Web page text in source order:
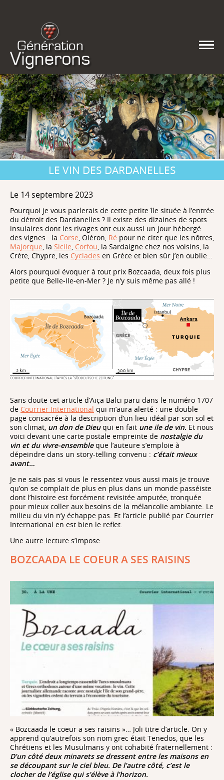
LE VIN DES DARDANELLES
Le 14 septembre 2023
Pourquoi je vous parlerais de cette petite île située à l’entrée
du détroit des Dardanelles ? Il existe des dizaines de spots
insulaires dont les rivages ont eux aussi un jour hébergé
des vignes : la Corse, Oléron, Ré pour ne citer que les nôtres,
Majorque, la Sicile, Corfou, la Sardaigne chez nos voisins, la
Crète, Chypre, les Cyclades en Grèce et bien sûr j’en oublie…
Alors pourquoi évoquer à tout prix Bozcaada, deux fois plus
petite que Belle-Ile-en-Mer ? Je n’y suis même pas allé !
Sans doute cet article d’Aiça Balci paru dans le numéro 1707
de Courrier International qui m’aura alerté : une double
page consacrée à la description d’un lieu idéal par son sol et
son climat, un don de Dieuqui en fait une ile de vin. Et nous
voici devant une carte postale empreinte de nostalgie du
vin et du vivre-ensembleque l’auteure s’emploie à
dépeindre dans un story-telling convenu : c’était mieux
avant…
Je ne sais pas si vous le ressentez vous aussi mais je trouve
qu’on se complait de plus en plus dans un monde passéiste
dont l’histoire est forcément revisitée amputée, tronquée
pour mieux coller aux besoins de la mélancolie ambiante. Le
milieu du vin n’y échappe pas. Et l’article publié par Courrier
International en est bien le reflet.
Une autre lecture s’impose.
BOZCAADA LE COEUR A SES RAISINS
« Bozcaada le coeur a ses raisins »… Joli titre d’article. On y
apprend qu’autrefois son nom grec était Tenedos, que les
Chrétiens et les Musulmans y ont cohabité fraternellement :
D’un côté deux minarets se dressent entre les maisons en
se découpant sur le ciel bleu. De l’autre côté, c’est le
clocher de l’église qui s’élève à l’horizon.